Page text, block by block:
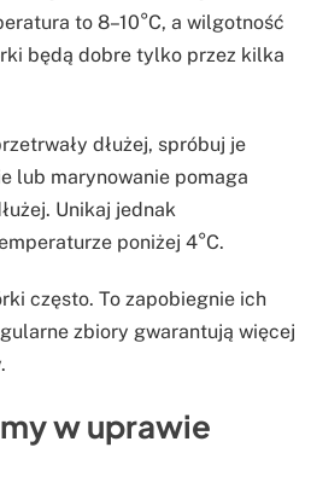
to 8–10°C, a wilgotność
będą dobre tylko przez kilka
dłużej, spróbuj je
lub marynowanie pomaga
Unikaj jednak
poniżej 4°C.
często. To zapobiegnie ich
zbiory gwarantują więcej
w uprawie